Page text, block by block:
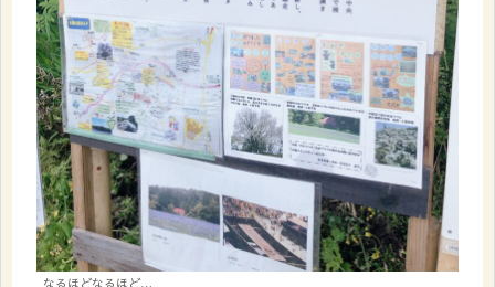
なるほどなるほど…